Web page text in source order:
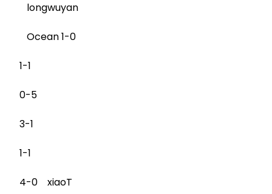
longwuyan
Ocean 1-0
1-1
0-5
3-1
1-1
4-0 xiaoT